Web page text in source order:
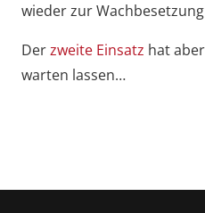
wieder zur
Derzweite Einsatz hat
warten lassen…